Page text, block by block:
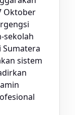
Oktober
sekolah
sistem